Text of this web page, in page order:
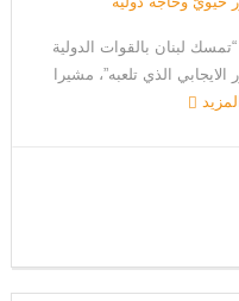
لبنان بالقوات الدولية
الايجابي الذي تلعبه”، مشيرا